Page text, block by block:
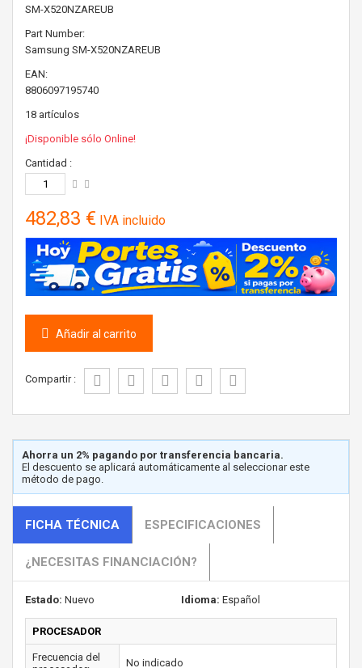
SM-X520NZAREUB
Part Number:
Samsung SM-X520NZAREUB
EAN:
8806097195740
18 artículos
¡Disponible sólo Online!
Cantidad :
482,83 € IVA incluido
Añadir al carrito
Compartir :
Ahorra un 2% pagando por transferencia bancaria.
El descuento se aplicará automáticamente al seleccionar este
método de pago.
FICHA TÉCNICA ESPECIFICACIONES
¿NECESITAS FINANCIACIÓN?
Estado: Nuevo Idioma: Español
PROCESADOR
Frecuencia del
No indicado